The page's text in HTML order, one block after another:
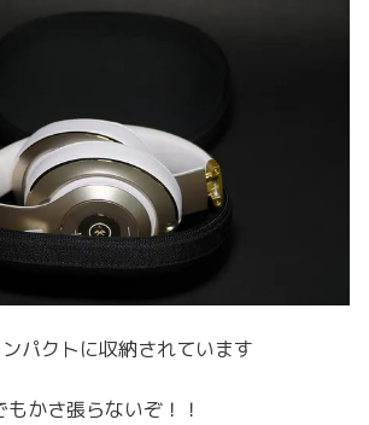
パクトに収納されています
かさ張らないぞ！！